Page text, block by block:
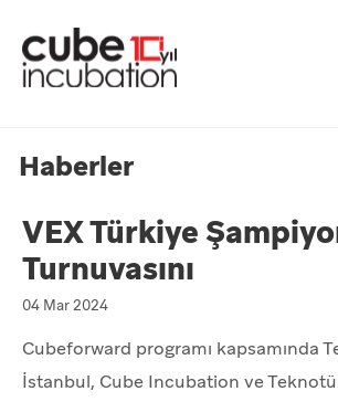
Haberler
VEX Türkiye
Turnuvasını
04 Mar 2024
Cubeforward programı kapsamında
İstanbul, Cube Incubation ve